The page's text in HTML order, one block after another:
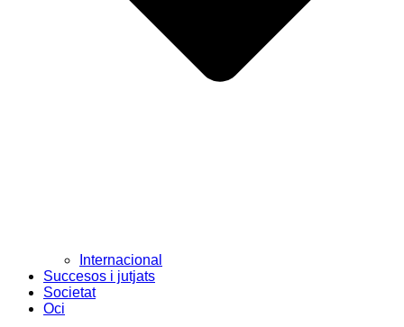
Internacional
Succesos i jutjats
Societat
Oci